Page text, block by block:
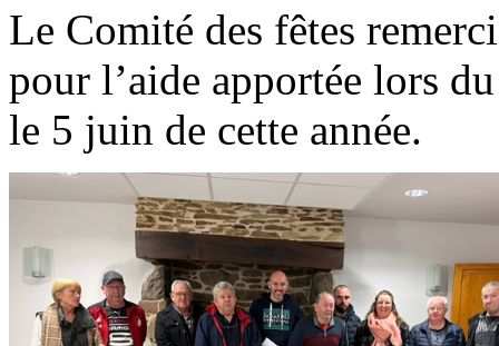
Le Comité des fêtes
pour l’aide apportée lors
le 5 juin de cette année.